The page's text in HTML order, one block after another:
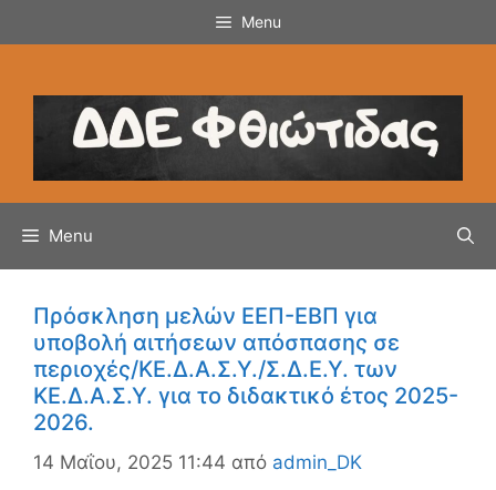
σε
Menu
Menu
Πρόσκληση μελών ΕΕΠ-ΕΒΠ για
υποβολή αιτήσεων απόσπασης σε
περιοχές/ΚΕ.Δ.Α.Σ.Υ./Σ.Δ.Ε.Υ. των
ΚΕ.Δ.Α.Σ.Υ. για το διδακτικό έτος 2025-
2026.
14 Μαΐου, 2025 11:44 από admin_DK